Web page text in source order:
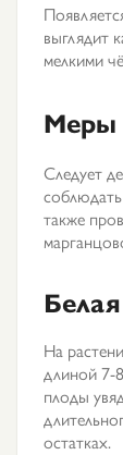
выглядит
мелкими
Меры
Следует
также
На
длиной 7-
плоды
остатках.